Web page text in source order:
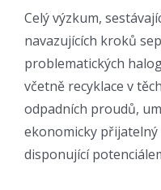
Celý výzkum,
navazujících kroků
problematických
včetně recyklace v
odpadních proudů,
ekonomicky
disponující